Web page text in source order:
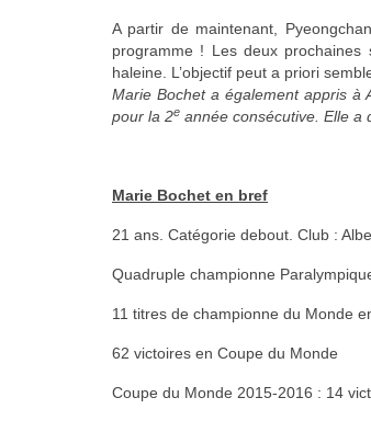
A partir de maintenant,
programme ! Les deux
haleine. L’objectif peut a priori
Marie Bochet a également appris à
pour la 2e année consécutive. Elle a
Marie Bochet en bref
21 ans. Catégorie debout. Club :
Quadruple championne
11 titres de championne du Monde
62 victoires en Coupe du Monde
Coupe du Monde 2015-2016 : 14